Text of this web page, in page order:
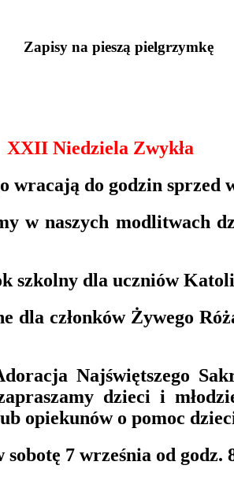
Zapisy na pieszą pielgrzymkę
XXII Niedziela Zwykła
wracają do godzin sprzed
w naszych modlitwach
szkolny dla uczniów
członków Żywego
Najświętszego
dzieci i
opiekunów o pomoc
7 września od godz.